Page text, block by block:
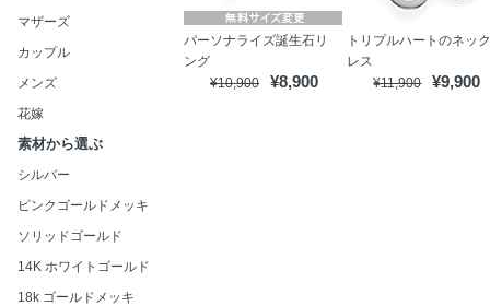
マザーズ
カップル
メンズ
花嫁
素材から選ぶ
シルバー
ピンクゴールドメッキ
ソリッドゴールド
14K ホワイトゴールド
18k ゴールドメッキ
パーソナライズ誕生石リ
ング
¥10,900
¥8,900
トリプルハートのネッ
レス
¥11,900
¥9,900